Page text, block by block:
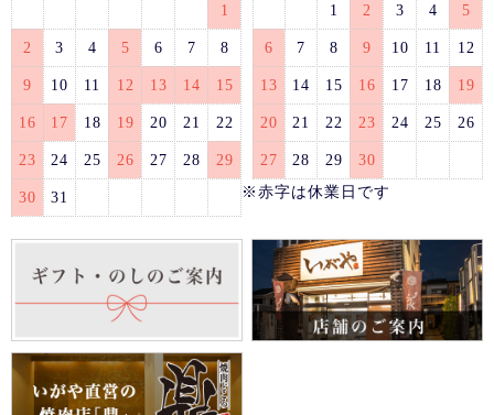
1
2 3 4 5 6 7 8
9 10 11 12 13 14 15
16 17 18 19 20 21 22
23 24 25 26 27 28 29
30 31
1 2 3 4 5
6 7 8 9 10 11 12
13 14 15 16 17 18 19
20 21 22 23 24 25 26
27 28 29
30
※赤字は休業日です